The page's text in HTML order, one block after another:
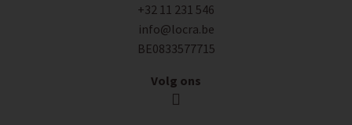
+32 11 231 546
info@locra.be
BE0833577715
Volg ons